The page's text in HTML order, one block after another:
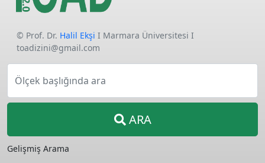
© Prof. Dr. Halil Ekşi I Marmara Üniversitesi I
toadizini@gmail.com
Ölçek başlığında ara
ARA
Gelişmiş Arama